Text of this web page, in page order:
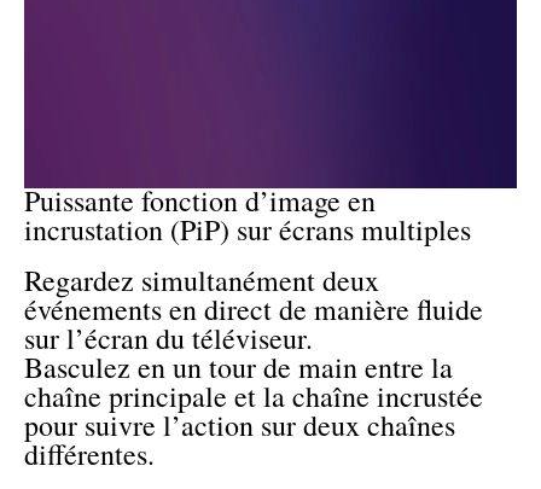
Puissante fonction d’image en
incrustation (PiP) sur écrans multiples
Regardez simultanément deux
événements en direct de manière fluide
sur l’écran du téléviseur.
Basculez en un tour de main entre la
chaîne principale et la chaîne incrustée
pour suivre l’action sur deux chaînes
différentes.